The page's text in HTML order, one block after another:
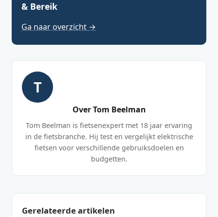
& Bereik
Ga naar overzicht →
T
Over Tom Beelman
Tom Beelman is fietsenexpert met 18 jaar ervaring
in de fietsbranche. Hij test en vergelijkt elektrische
fietsen voor verschillende gebruiksdoelen en
budgetten.
Gerelateerde artikelen